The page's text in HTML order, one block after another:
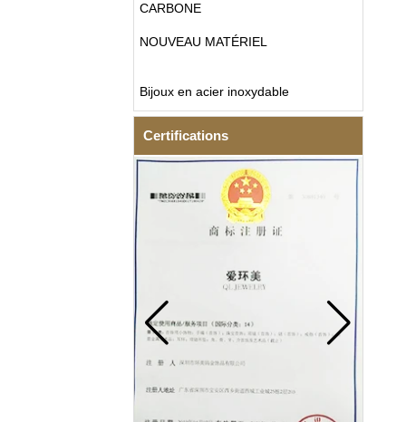
CARBONE
NOUVEAU MATÉRIEL
Bijoux en acier inoxydable
Certifications